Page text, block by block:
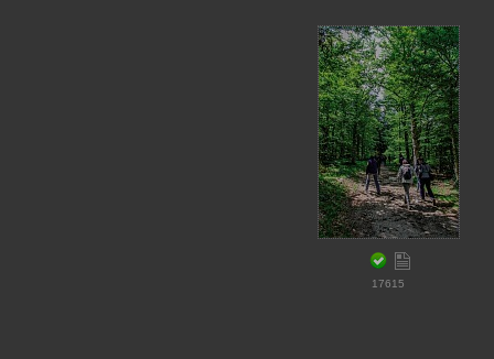
17615